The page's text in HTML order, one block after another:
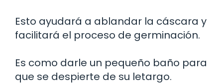
Esto ayudará a ablandar la cáscara y
facilitará el proceso de germinación.
Es como darle un pequeño baño para
que se despierte de su letargo.